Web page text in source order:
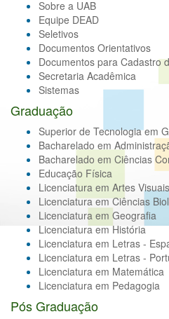
Sobre a UAB
Equipe DEAD
Seletivos
Documentos Orientativos
Documentos para Cadastro
Secretaria Acadêmica
Sistemas
Graduação
Superior de Tecnologia em
Bacharelado em
Bacharelado em Ciências
Educação Física
Licenciatura em Artes Visuais
Licenciatura em Ciências
Licenciatura em Geografia
Licenciatura em História
Licenciatura em Letras -
Licenciatura em Letras -
Licenciatura em Matemática
Licenciatura em Pedagogia
Pós Graduação